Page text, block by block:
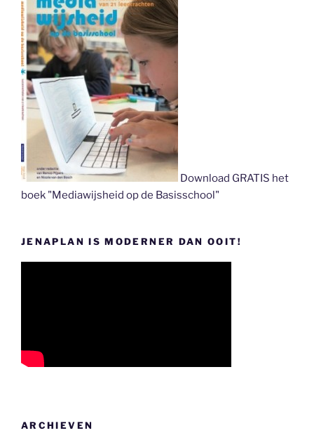
Download GRATIS het
boek "Mediawijsheid op de Basisschool"
JENAPLAN IS MODERNER DAN OOIT!
ARCHIEVEN